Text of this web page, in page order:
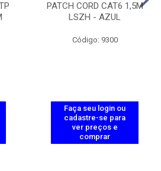
PATCH CORD CAT6 1,5M
LSZH - AZUL
Código: 9300
Faça seu login ou
cadastre-se para
ver preços e
comprar